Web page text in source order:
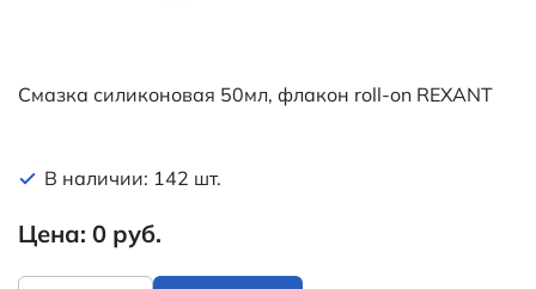
Смазка силиконовая 50мл, флакон roll-on REXANT
В наличии: 142 шт.
Цена: 0 руб.